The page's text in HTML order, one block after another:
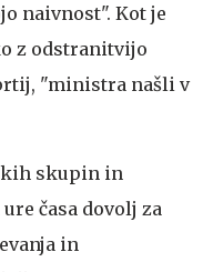
naivnost". Kot je
z odstranitvijo
"ministra našli v
skupin in
časa dovolj za
in